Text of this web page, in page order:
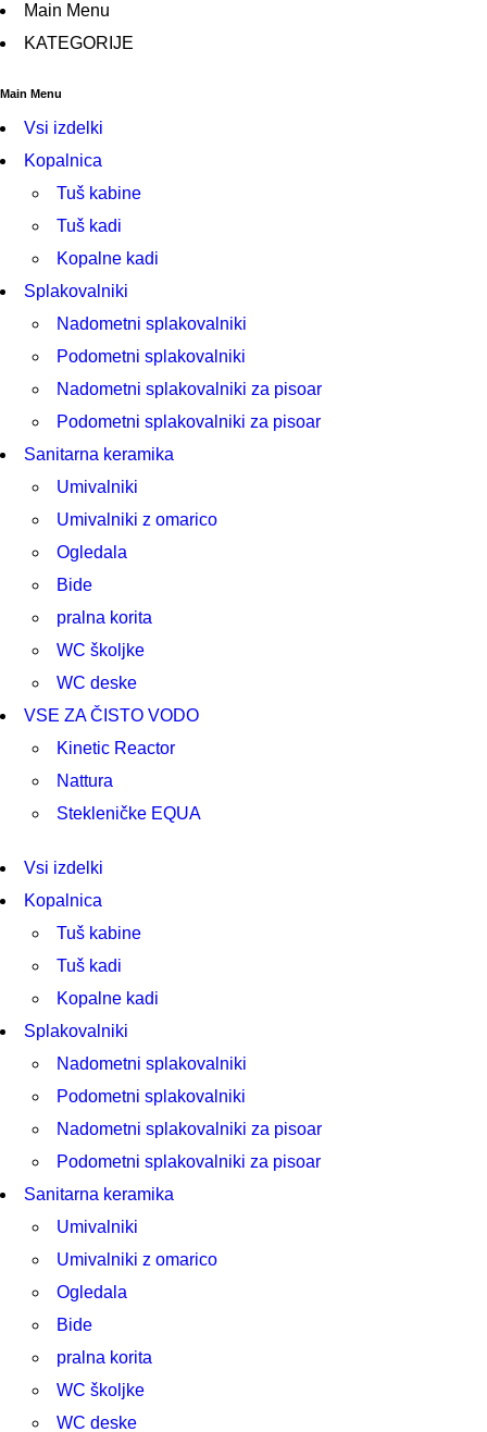
Main Menu
KATEGORIJE
Main Menu
Vsi izdelki
Kopalnica
Tuš kabine
Tuš kadi
Kopalne kadi
Splakovalniki
Nadometni splakovalniki
Podometni splakovalniki
Nadometni splakovalniki za pisoar
Podometni splakovalniki za pisoar
Sanitarna keramika
Umivalniki
Umivalniki z omarico
Ogledala
Bide
pralna korita
WC školjke
WC deske
VSE ZA ČISTO VODO
Kinetic Reactor
Nattura
Stekleničke EQUA
Vsi izdelki
Kopalnica
Tuš kabine
Tuš kadi
Kopalne kadi
Splakovalniki
Nadometni splakovalniki
Podometni splakovalniki
Nadometni splakovalniki za pisoar
Podometni splakovalniki za pisoar
Sanitarna keramika
Umivalniki
Umivalniki z omarico
Ogledala
Bide
pralna korita
WC školjke
WC deske